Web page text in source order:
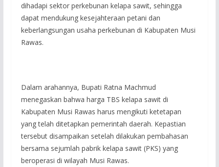
dihadapi sektor perkebunan kelapa sawit, sehingga
dapat mendukung kesejahteraan petani dan
keberlangsungan usaha perkebunan di Kabupaten Musi
Rawas.
‎Dalam arahannya, Bupati Ratna Machmud
menegaskan bahwa harga TBS kelapa sawit di
Kabupaten Musi Rawas harus mengikuti ketetapan
yang telah ditetapkan pemerintah daerah. Kepastian
tersebut disampaikan setelah dilakukan pembahasan
bersama sejumlah pabrik kelapa sawit (PKS) yang
beroperasi di wilayah Musi Rawas.